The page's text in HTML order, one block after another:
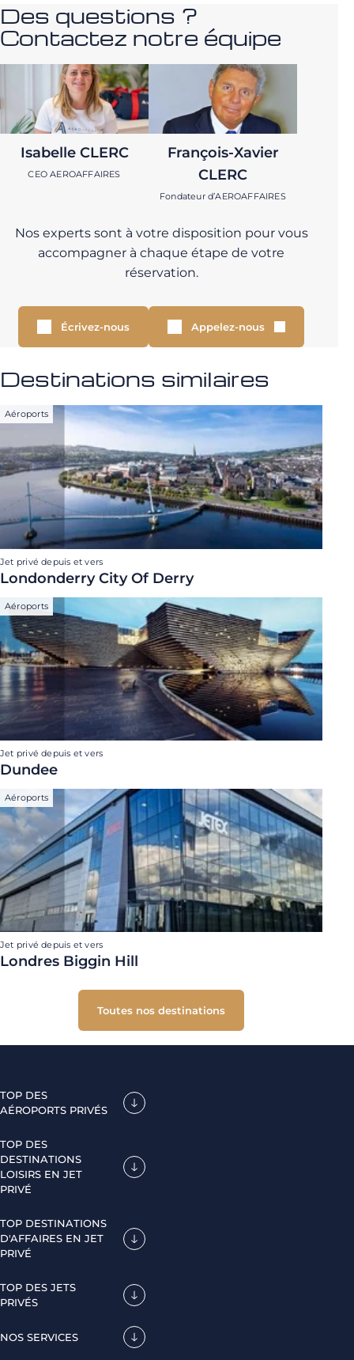
Des questions ?
Contactez notre équipe
Isabelle CLERC
CEO AEROAFFAIRES
François-Xavier
CLERC
Fondateur d’AEROAFFAIRES
Nos experts sont à votre disposition pour vous
accompagner à chaque étape de votre
réservation.
Écrivez-nous Appelez-nous
Destinations similaires
Aéroports
Jet privé depuis et vers
Londonderry City Of Derry
Aéroports
Jet privé depuis et vers
Dundee
Aéroports
Jet privé depuis et vers
Londres Biggin Hill
Toutes nos destinations
TOP DES
AÉROPORTS PRIVÉS
TOP DES
DESTINATIONS
LOISIRS EN JET
PRIVÉ
TOP DESTINATIONS
D'AFFAIRES EN JET
PRIVÉ
TOP DES JETS
PRIVÉS
NOS SERVICES